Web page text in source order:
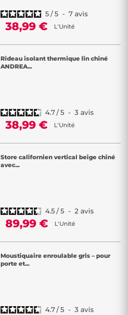
5/5 - 7 avis
38,99 € L'Unité
Rideau isolant thermique lin chiné
ANDREA...
4.7/5 - 3 avis
38,99 € L'Unité
Store californien vertical beige chiné
avec...
4.5/5 - 2 avis
89,99 € L'Unité
Moustiquaire enroulable gris – pour
porte et...
4.7/5 - 3 avis